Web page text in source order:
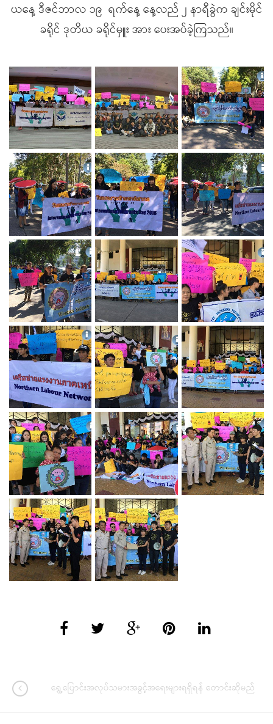
ယနေ့ ဒီဇင်ဘာလ ၁၉ ရက်နေ့ နေ့လည် ၂ နာရီခွဲက ချင်းမိုင်
ခရိုင် ဒုတိယ ခရိုင်မှူး အား ပေးအပ်ခဲ့ကြသည်။
ရွှေ့ပြောင်းအလုပ်သမားအခွင့်အရေးများရရှိရန် တောင်းဆိုမည်